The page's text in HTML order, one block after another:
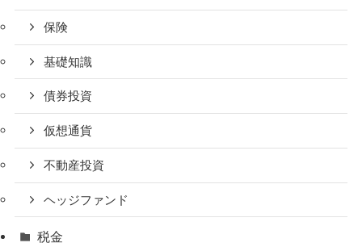
保険
基礎知識
債券投資
仮想通貨
不動産投資
ヘッジファンド
税金